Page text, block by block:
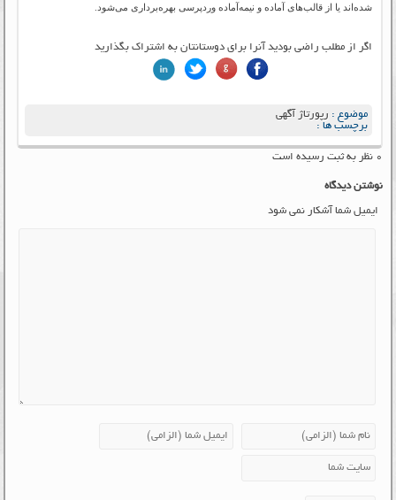
شده‌اند یا از قالب‌های آماده و نیمه‌آماده وردپرسی بهره‌برداری می‌شود.
اگر از مطلب راضی بودید آنرا برای دوستانتان به اشتراک بگذارید
موضوع : رپورتاژ آگهی
برچسب ها :
۰ نظر به ثبت رسیده است
نوشتن دیدگاه
ایمیل شما آشکار نمی شود